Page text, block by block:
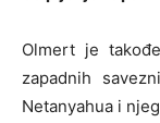
Olmert je
zapadnih
Netanyahua i